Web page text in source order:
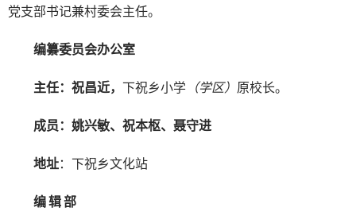
党支部书记兼村委会主任。
编纂委员会办公室
主任：祝昌近， 下祝乡小学 （学区） 原校长。
成员：姚兴敏、祝本枢、聂守进
地址：下祝乡文化站
编 辑 部